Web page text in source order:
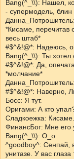
Bang(^_\\): Нашел,
- супермодель, блин
*Кисаме, перечитав
весь штаб*
#$^&!@*: Надеюсь,
Bang(^_\\): Ты хотел
#$^&!@*: Да,
*молчание*
#$^&!@*: Наверно,
Босс: Я тут.
Оригами: А кто
Сладкоежка: Кисаме.
ФинансБог: Мне его
Bang(^_\\): О_о
^goodboy^: Сенпай,
унитазе. У вас